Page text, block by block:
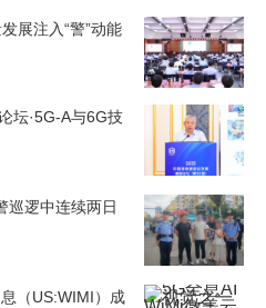
展注入“警”动能
坛·5G-A与6G技
巡逻中连续两日
（US:WIMI）成